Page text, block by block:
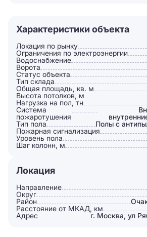
Характеристики объекта
Локация по рынку
Ограничения по электроэнергии
Водоснабжение
Ворота
Статус объекта
Тип склада
Общая площадь, кв. м
Высота потолков, м
Нагрузка на пол, тн
Система
пожаротушения
Тип пола
Полы с
Пожарная сигнализация
Уровень пола
Шаг колонн, м
Локация
Направление
Округ
Район
Расстояние от МКАД, км
Адрес
г. Москва, ул